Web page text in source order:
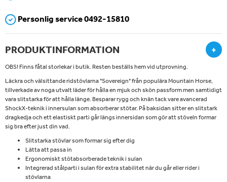
Personlig service 0492-15810
PRODUKTINFORMATION +
OBS! Finns fåtal storlekar i butik. Resten beställs hem vid utprovning.
Läckra och välsittande ridstövlarna "Sovereign" från populära Mountain Horse,
tillverkade av noga utvalt läder för hålla en mjuk och skön passform men samtidigt
vara slitstarka för att hålla länge. Besparar rygg och knän tack vare avancerad
ShockX-teknik i innersulan som absorberar stötar. På baksidan sitter en slitstark
dragkedja och ett elastiskt parti går längs innersidan som gör att stöveln formar
sig bra efter just din vad.
Slitstarka stövlar som formar sig efter dig
Lätta att passa in
Ergonomiskt stötabsorberade teknik i sulan
Integrerad stålparti i sulan för extra stabilitet när du går eller rider i
stövlarna